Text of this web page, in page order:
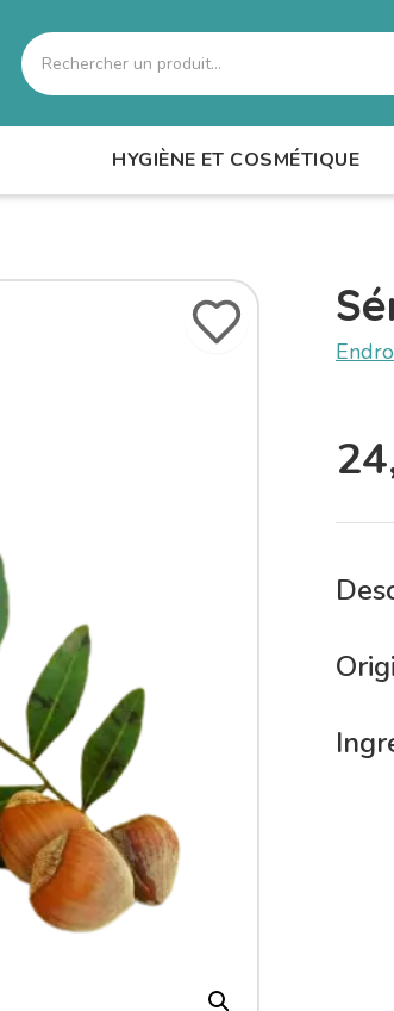
Rechercher
HYGIÈNE ET COSMÉTIQUE
Endro